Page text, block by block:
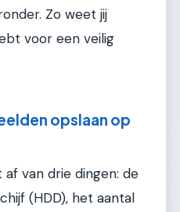
Zo weet jij
voor een veilig
opslaan op
van drie dingen: de
(HDD), het aantal